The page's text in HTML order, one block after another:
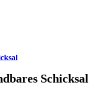
Schicksal